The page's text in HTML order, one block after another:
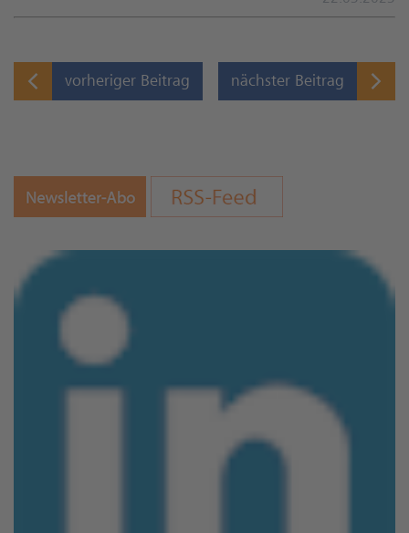
vorheriger Beitrag nächster Beitrag